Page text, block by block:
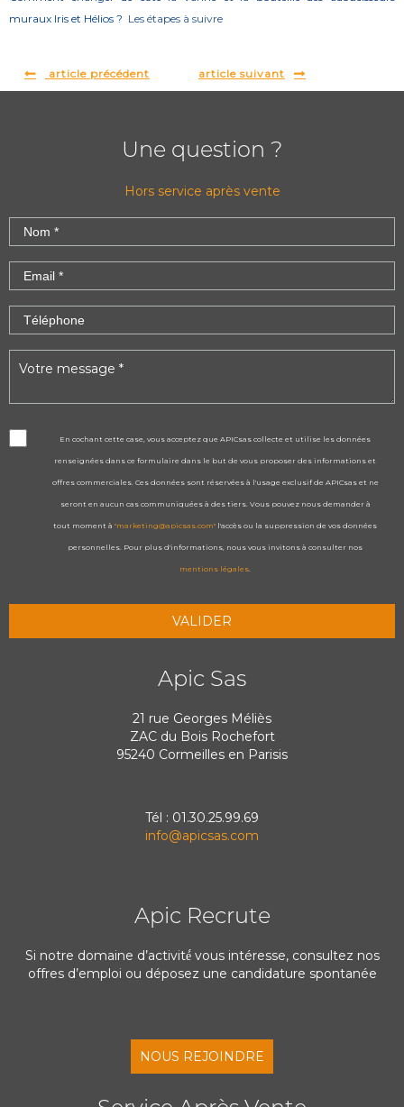
muraux Iris et Hélios ? Les étapes à suivre
article précédent article suivant
Une question ?
Hors service après vente
En cochant cette case, vous acceptez que APICsas collecte et utilise les données
renseignées dans ce formulaire dans le but de vous proposer des informations et
offres commerciales. Ces données sont réservées à l'usage exclusif de APICsas et ne
seront en aucun cas communiquées à des tiers. Vous pouvez nous demander à
tout moment à"marketing@apicsas.com" l'accès ou la suppression de vos données
personnelles. Pour plus d'informations, nous vous invitons à consulter nos
mentions légales.
Apic Sas
21 rue Georges Méliès
ZAC du Bois Rochefort
95240 Cormeilles en Parisis
Tél : 01.30.25.99.69
info@apicsas.com
Apic Recrute
Si notre domaine d’activité́ vous intéresse, consultez nos
offres d’emploi ou déposez une candidature spontanée
NOUS REJOINDRE